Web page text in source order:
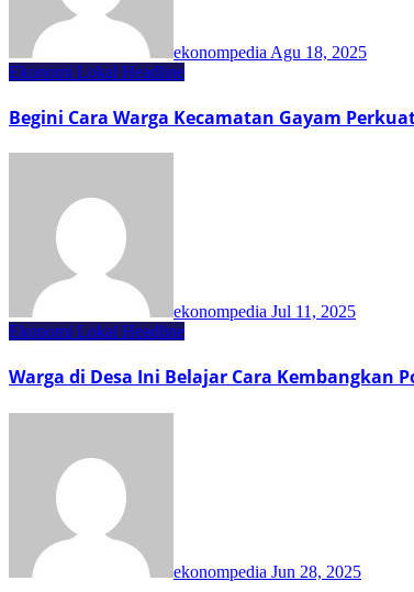
ekonompedia Agu 18, 2025
Ekonomi Lokal Headline
Begini Cara Warga Kecamatan Gayam
ekonompedia Jul 11, 2025
Ekonomi Lokal Headline
Warga di Desa Ini Belajar Cara Kembangkan
ekonompedia Jun 28, 2025